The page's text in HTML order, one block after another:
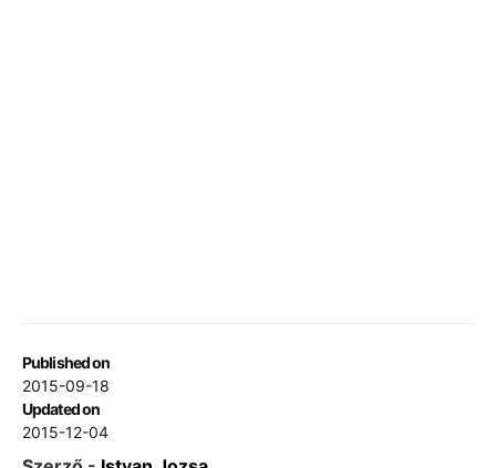
Published on
2015-09-18
Updated on
2015-12-04